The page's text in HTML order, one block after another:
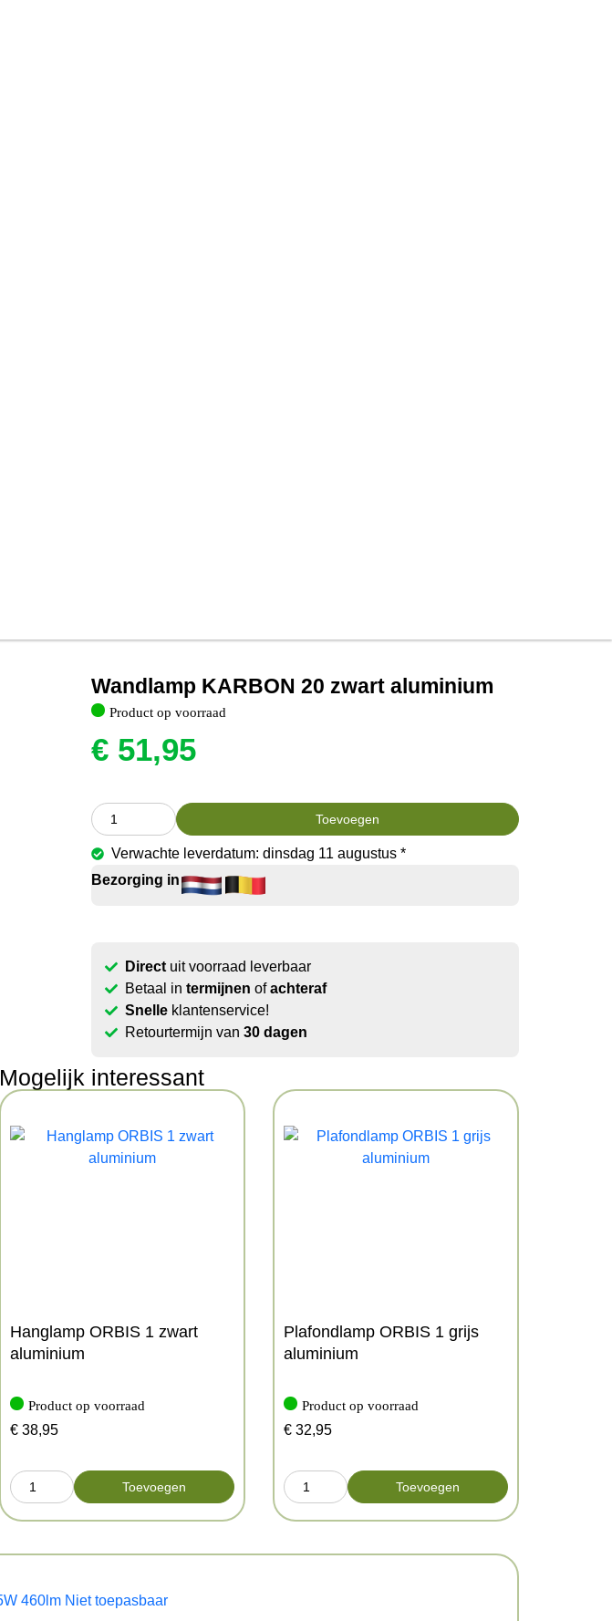
Wandlamp KARBON 20 zwart aluminium
Product op voorraad
€51,95
Toevoegen
Verwachte leverdatum: dinsdag 11 augustus *
Bezorging in
Direct uit voorraad leverbaar
Betaal intermijnen ofachteraf
Snelle klantenservice!
Retourtermijn van30 dagen
Mogelijk interessant
Hanglamp ORBIS 1 zwart
aluminium
Product op voorraad
€ 38,95
Toevoegen
Plafondlamp ORBIS 1 grijs
aluminium
Product op voorraad
€ 32,95
Toevoegen